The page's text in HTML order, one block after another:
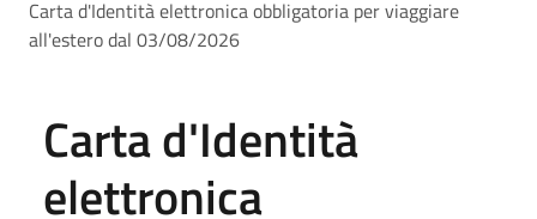
Carta d'Identità elettronica obbligatoria per viaggiare
all'estero dal 03/08/2026
Carta d'Identità
elettronica